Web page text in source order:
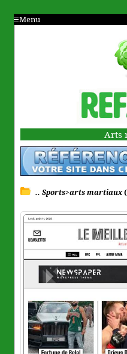
Menu
Arts
.. Sports>arts martiaux